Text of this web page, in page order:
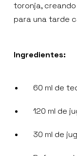
toronja,
para una tarde
Ingredientes:
60 ml de
120 ml de
30 ml de